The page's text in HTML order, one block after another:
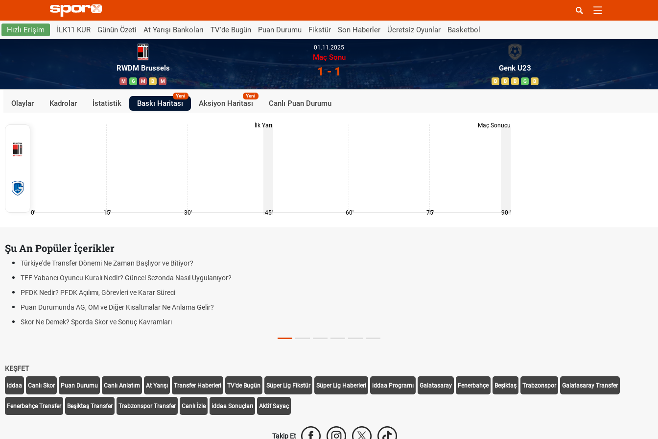
Hızlı Erişim İLK11 KUR Günün Özeti At Yarışı Bankoları TV'de Bugün Puan Durumu Fikstür Son Haberler Ücretsiz Oyunlar Basketbol
RWDM Brussels
M G M B M
01.11.2025
Maç Sonu
1 - 1 Genk U23
B B B G B
Olaylar Kadrolar İstatistik Baskı Haritası
Yeni
Aksiyon Haritası
Yeni
Canlı Puan Durumu
0' 15' 30'
İlk Yarı
45' 60' 75'
Maç Sonucu
90 '
Şu An Popüler İçerikler
Türkiye'de Transfer Dönemi Ne Zaman Başlıyor ve Bitiyor?
TFF Yabancı Oyuncu Kuralı Nedir? Güncel Sezonda Nasıl Uygulanıyor?
PFDK Nedir? PFDK Açılımı, Görevleri ve Karar Süreci
Puan Durumunda AG, OM ve Diğer Kısaltmalar Ne Anlama Gelir?
Skor Ne Demek? Sporda Skor ve Sonuç Kavramları
KEŞFET
iddaa Canlı Skor Puan Durumu Canlı Anlatım At Yarışı Transfer Haberleri TV'de Bugün Süper Lig Fikstür Süper Lig Haberleri iddaa Programı Galatasaray Fenerbahçe Beşiktaş Trabzonspor Galatasaray Transfer
Fenerbahçe Transfer Beşiktaş Transfer Trabzonspor Transfer Canlı İzle iddaa Sonuçları Aktif Sayaç
Takip Et